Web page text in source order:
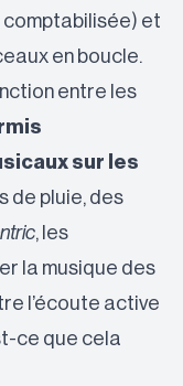
comptabilisée) et
en boucle.
entre les
sur les
de pluie, des
, les
la musique des
l’écoute active
ce que cela